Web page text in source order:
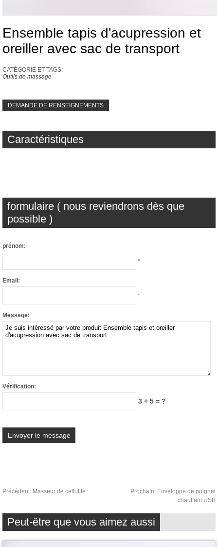
Ensemble tapis d'acupression et
oreiller avec sac de transport
CATÉGORIE ET ​​TAGS:
Outils de massage
DEMANDE DE RENSEIGNEMENTS
Caractéristiques
formulaire ( nous reviendrons dès que
possible )
prénom:
*
Email:
*
Message:
Vérification:
3 + 5 = ?
Précédent: Masseur de cellulite Prochain: Enveloppe de poignet
chauffant USB
Peut-être que vous aimez aussi